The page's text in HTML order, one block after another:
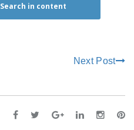
Next Post
Search in content